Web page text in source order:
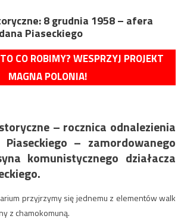
8 grudnia 1958 – afera
Piaseckiego
CO ROBIMY? WESPRZYJ PROJEKT
MAGNA POLONIA!
– rocznica odnalezienia
– zamordowanego
komunistycznego działacza
przyjrzymy się jednemu z elementów walk
z chamokomuną.